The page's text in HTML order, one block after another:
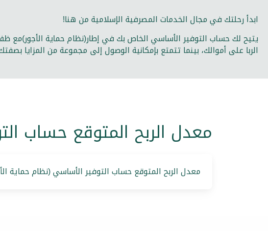
ابدأ رحلتك في مجال الخدمات المصرفية الإسلامية من هنا!
يتيح لك حساب التوفير الأساسي الخاص بك في إطار(نظام حماية الأجور)مع
الربا على أموالك، بينما تتمتع بإمكانية الوصول إلى مجموعة من المزايا
معدل الربح المتوقع حساب
معدل الربح المتوقع حساب التوفير الأساسي (نظام حماية